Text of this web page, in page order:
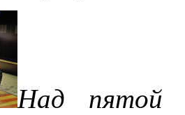
Над пятой